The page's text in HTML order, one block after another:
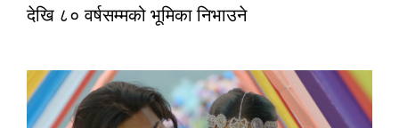
देखि ८० वर्षसम्मको भूमिका निभाउने